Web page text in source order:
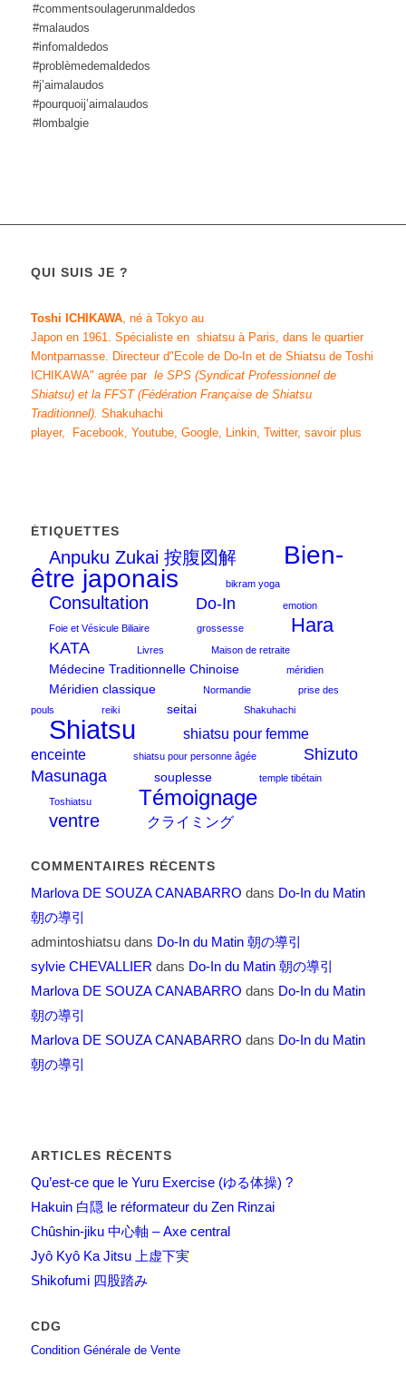
#commentsoulagerunmaldedos
#malaudos
#infomaldedos
#problèmedemaldedos
#j’aimalaudos
#pourquoij’aimalaudos
#lombalgie
QUI SUIS JE ?
Toshi ICHIKAWA, né à Tokyo au
Japon en 1961. Spécialiste en shiatsuà Paris, dans le quartier
Montparnasse. Directeur d" Ecole de Do-In et de Shiatsu de Toshi
ICHIKAWA" agrée par le SPS (Syndicat Professionnel de
Shiatsu)et la FFST (Fédération Française de Shiatsu
Traditionnel). Shakuhachi
player, Facebook, Youtube, Google, Linkin, Twitter, savoir plus
ÉTIQUETTES
Anpuku Zukai 按腹図解
Bien-
être japonais
bikram yoga
Consultation Do-In emotion
Foie et Vésicule Biliaire grossesse Hara
KATA Livres Maison de retraite
Médecine Traditionnelle Chinoise méridien
Méridien classique Normandie
prise des
pouls
reiki seitai Shakuhachi
Shiatsu
shiatsu pour femme
enceinte
shiatsu pour personne âgée
Shizuto
Masunaga
souplesse temple tibétain
Toshiatsu Témoignage
ventre クライミング
COMMENTAIRES RÉCENTS
Marlova DE SOUZA CANABARRO dans Do-In du Matin
朝の導引
admintoshiatsudans Do-In du Matin 朝の導引
sylvie CHEVALLIER dans Do-In du Matin 朝の導引
Marlova DE SOUZA CANABARRO dans Do-In du Matin
朝の導引
Marlova DE SOUZA CANABARRO dans Do-In du Matin
朝の導引
ARTICLES RÉCENTS
Qu’est-ce que le Yuru Exercise (ゆる体操) ?
Hakuin 白隠 le réformateur du Zen Rinzai
Chûshin-jiku 中心軸 – Axe central
Jyô Kyô Ka Jitsu 上虚下実
Shikofumi 四股踏み
CDG
Condition Générale de Vente